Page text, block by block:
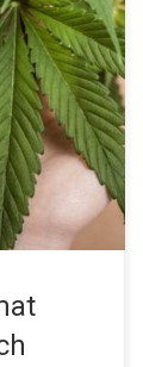
ustawa
tysiącom